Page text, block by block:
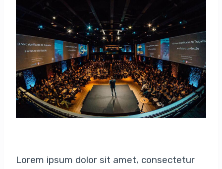
Lorem ipsum dolor sit amet, consectetur